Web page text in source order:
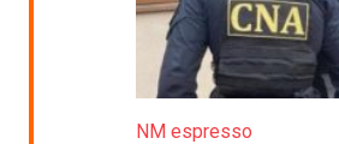
NM espresso